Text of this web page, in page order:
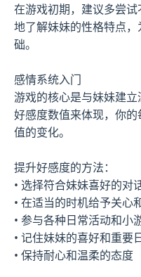
在游戏初期，建议多尝
地了解妹妹的性格特点
础。
感情系统入门
游戏的核心是与妹妹建
好感度数值来体现，你
值的变化。
提升好感度的方法：
• 选择符合妹妹喜好的对
• 在适当的时机给予关心
• 参与各种日常活动和小
• 记住妹妹的喜好和重要
• 保持耐心和温柔的态度